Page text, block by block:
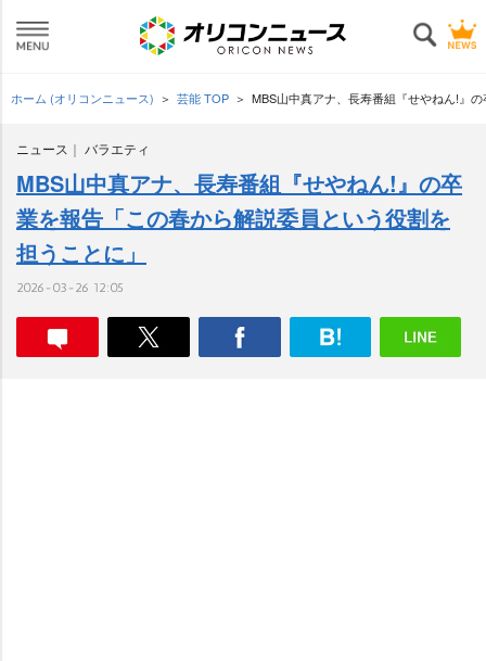
ホーム (オリコンニュース) 芸能 TOP MBS山中真アナ、長寿番組『せやねん!』
ニュース バラエティ
MBS山中真アナ、長寿番組『せやねん!』の卒
業を報告「この春から解説委員という役割を
担うことに」
2026-03-26 12:05